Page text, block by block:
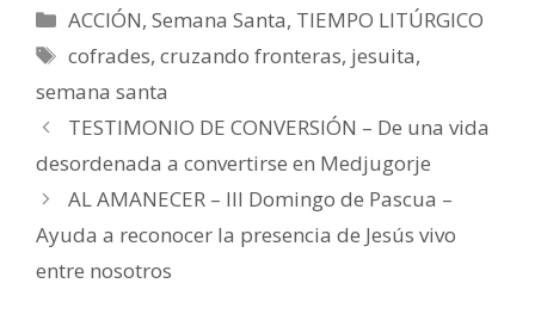
Categorías
ACCIÓN,Semana Santa, TIEMPO LITÚRGICO
Etiquetas
cofrades,cruzando fronteras, jesuita,
semana santa
TESTIMONIO DE CONVERSIÓN – De una vida
desordenada a convertirse en Medjugorje
AL AMANECER – III Domingo de Pascua –
Ayuda a reconocer la presencia de Jesús vivo
entre nosotros